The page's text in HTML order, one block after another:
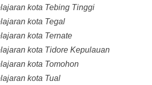
kota Tebing Tinggi
kota Tegal
kota Ternate
kota Tidore Kepulauan
kota Tomohon
kota Tual